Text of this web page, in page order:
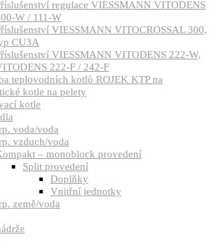
regulace VIESSMANN VITODENS
W / 111-W
VIESSMANN VITOCROSSAL 300,
CU3A
VIESSMANN VITODENS 222-W,
222-F / 242-F
teplovodních kotlů ROJEK KTP na
kotle na pelety
kotle
voda/voda
vzduch/voda
– monoblock provedení
Split provedení
Doplňky
Vnitřní jednotky
země/voda